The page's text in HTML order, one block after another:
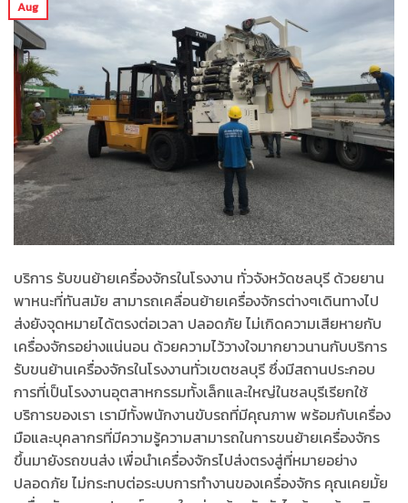
Aug
บริการ รับขนย้ายเครื่องจักรในโรงงาน ทั่วจังหวัดชลบุรี ด้วยยาน
พาหนะที่ทันสมัย สามารถเคลื่อนย้ายเครื่องจักรต่างๆเดินทางไป
ส่งยังจุดหมายได้ตรงต่อเวลา ปลอดภัย ไม่เกิดความเสียหายกับ
เครื่องจักรอย่างแน่นอน ด้วยความไว้วางใจมากยาวนานกับบริการ
รับขนย้านเครื่องจักรในโรงงานทั่วเขตชลบุรี ซึ่งมีสถานประกอบ
การที่เป็นโรงงานอุตสาหกรรมทั้งเล็กและใหญ่ในชลบุรีเรียกใช้
บริการของเรา เรามีทั้งพนักงานขับรถที่มีคุณภาพ พร้อมกับเครื่อง
มือและบุคลากรที่มีความรู้ความสามารถในการขนย้ายเครื่องจักร
ขึ้นมายังรถขนส่ง เพื่อนำเครื่องจักรไปส่งตรงสู่ที่หมายอย่าง
ปลอดภัย ไม่กระทบต่อระบบการทำงานของเครื่องจักร คุณเคยมั้ย